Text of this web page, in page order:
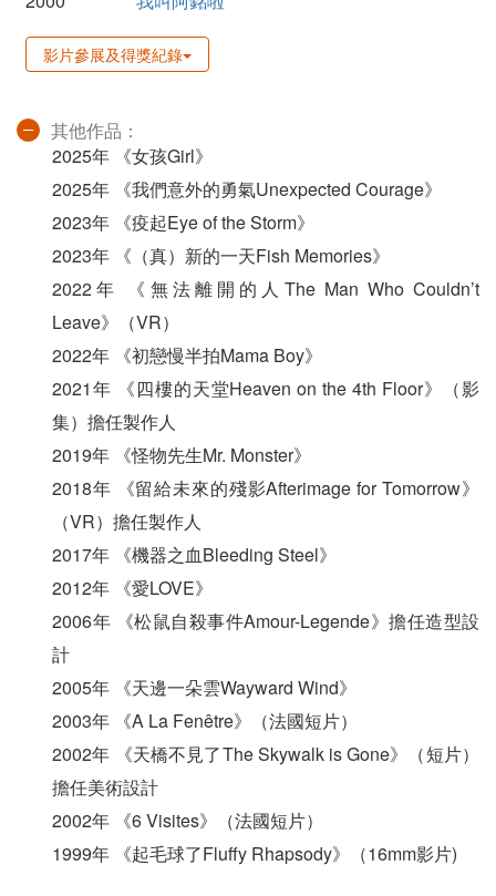
影片參展及得獎紀錄
其他作品：
2025年 《女孩Girl》
2025年 《我們意外的勇氣Unexpected Courage》
2023年 《疫起Eye of the Storm》
2023年 《（真）新的⼀天Fish Memories》
2022年 《無法離開的⼈The Man Who Couldn’t
Leave》（VR）
2022年 《初戀慢半拍Mama Boy》
2021年 《四樓的天堂Heaven on the 4th Floor》（影
集）擔任製作⼈
2019年 《怪物先⽣Mr. Monster》
2018年 《留給未來的殘影Afterimage for Tomorrow》
（VR）擔任製作⼈
2017年 《機器之⾎Bleeding Steel》
2012年 《愛LOVE》
2006年 《松鼠⾃殺事件Amour-Legende》擔任造型設
計
2005年 《天邊⼀朵雲Wayward Wind》
2003年 《A La Fenêtre》（法國短片）
2002年 《天橋不⾒了The Skywalk is Gone》（短片）
擔任美術設計
2002年 《6 Visites》（法國短片）
1999年 《起⽑球了Fluffy Rhapsody》（16mm影片)